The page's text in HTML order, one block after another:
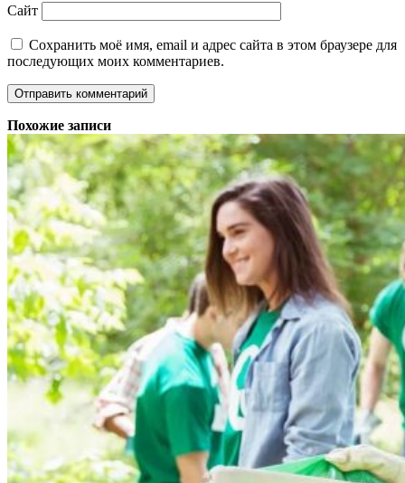
Сайт
Сохранить моё имя, email и адрес сайта в этом браузере для
последующих моих комментариев.
Похожие записи